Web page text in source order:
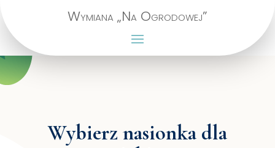
Wymiana „Na Ogrodowej”
Wybierz nasionka dla